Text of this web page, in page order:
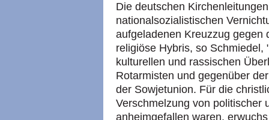
Die deutschen
nationalsozialistischen
aufgeladenen Kreuzzug gegen
religiöse Hybris, so Schmiedel,
kulturellen und rassischen
Rotarmisten und gegenüber
der Sowjetunion. Für die
Verschmelzung von politischer
anheimgefallen waren,